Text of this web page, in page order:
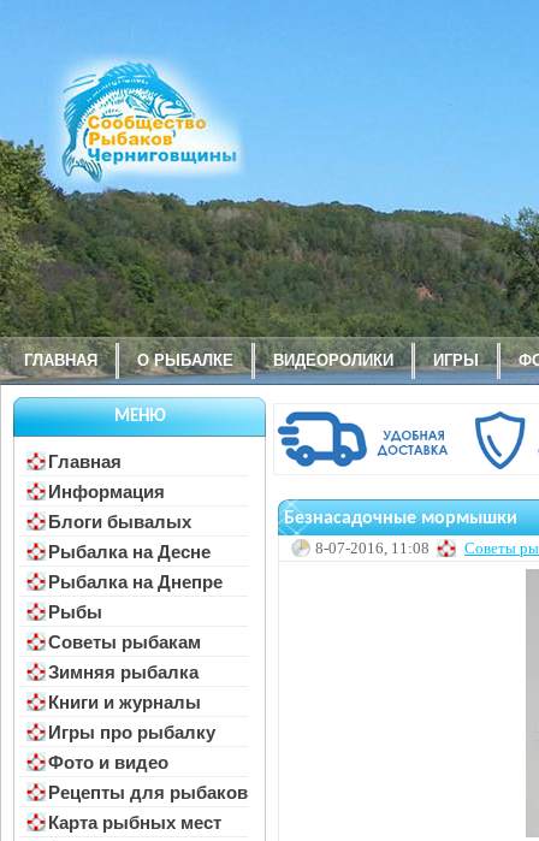
ГЛАВНАЯ О РЫБАЛКЕ ВИДЕОРОЛИКИ ИГРЫ
МЕНЮ
Главная
Информация
Блоги бывалых
Рыбалка на Десне
Рыбалка на Днепре
Рыбы
Советы рыбакам
Зимняя рыбалка
Книги и журналы
Игры про рыбалку
Фото и видео
Рецепты для рыбаков
Карта рыбных мест
Безнасадочные мормышки
8-07-2016, 11:08 Советы